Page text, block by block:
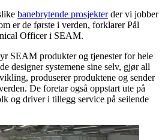
banebrytende prosjekterder vi jobber
er de første i verden, forklarer Pål
Officer i SEAM.
SEAM produkter og tjenester for hele
designer systemene sine selv, gjør all
produserer produktene og sender
De foretar også oppstart ute på
og driver i tillegg service på seilende